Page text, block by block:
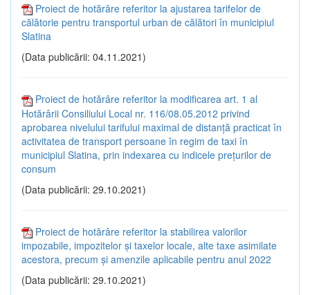
Proiect de hotărâre referitor la ajustarea tarifelor de
călătorie pentru transportul urban de călători în municipiul
Slatina
(Data publicării: 04.11.2021)
Proiect de hotărâre referitor la modificarea art. 1 al
Hotărârii Consiliului Local nr. 116/08.05.2012 privind
aprobarea nivelului tarifului maximal de distanță practicat în
activitatea de transport persoane în regim de taxi în
municipiul Slatina, prin indexarea cu indicele prețurilor de
consum
(Data publicării: 29.10.2021)
Proiect de hotărâre referitor la stabilirea valorilor
impozabile, impozitelor și taxelor locale, alte taxe asimilate
acestora, precum și amenzile aplicabile pentru anul 2022
(Data publicării: 29.10.2021)